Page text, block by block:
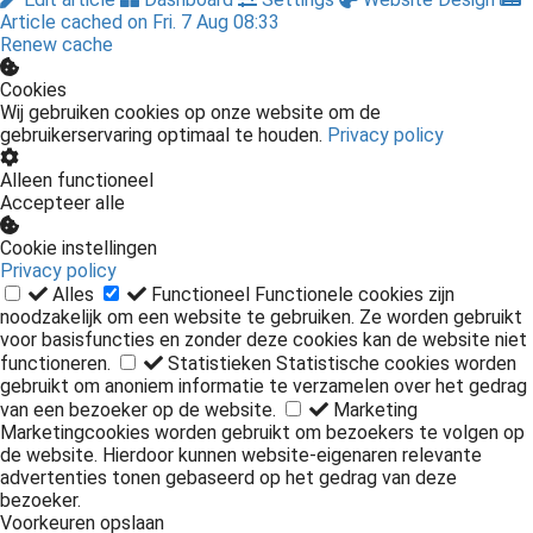
Article cached on Fri. 7 Aug 08:33
Renew cache
Cookies
Wij gebruiken cookies op onze website om de
gebruikerservaring optimaal te houden. Privacy policy
Alleen functioneel
Accepteer alle
Cookie instellingen
Privacy policy
Alles
Functioneel Functionele cookies zijn
noodzakelijk om een website te gebruiken. Ze worden gebruikt
voor basisfuncties en zonder deze cookies kan de website niet
functioneren.
Statistieken Statistische cookies worden
gebruikt om anoniem informatie te verzamelen over het gedrag
van een bezoeker op de website.
Marketing
Marketingcookies worden gebruikt om bezoekers te volgen op
de website. Hierdoor kunnen website-eigenaren relevante
advertenties tonen gebaseerd op het gedrag van deze
bezoeker.
Voorkeuren opslaan